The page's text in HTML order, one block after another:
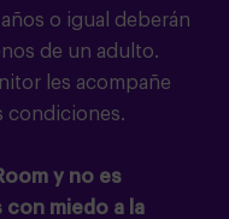
años o igual deberán
de un adulto.
les acompañe
condiciones.
y no es
con miedo a la